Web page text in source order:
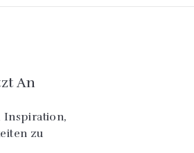
An
Inspiration,
zu